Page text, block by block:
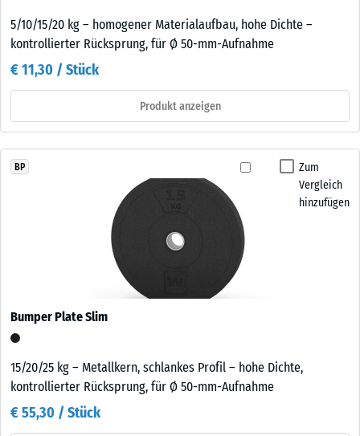
5/10/15/20 kg – homogener Materialaufbau, hohe Dichte –
kontrollierter Rücksprung, für Ø 50-mm-Aufnahme
€ 11,30 / Stück
Produkt anzeigen
Zum
Vergleich
hinzufügen
BP
Bumper Plate Slim
15/20/25 kg – Metallkern, schlankes Profil – hohe Dichte,
kontrollierter Rücksprung, für Ø 50-mm-Aufnahme
€ 55,30 / Stück